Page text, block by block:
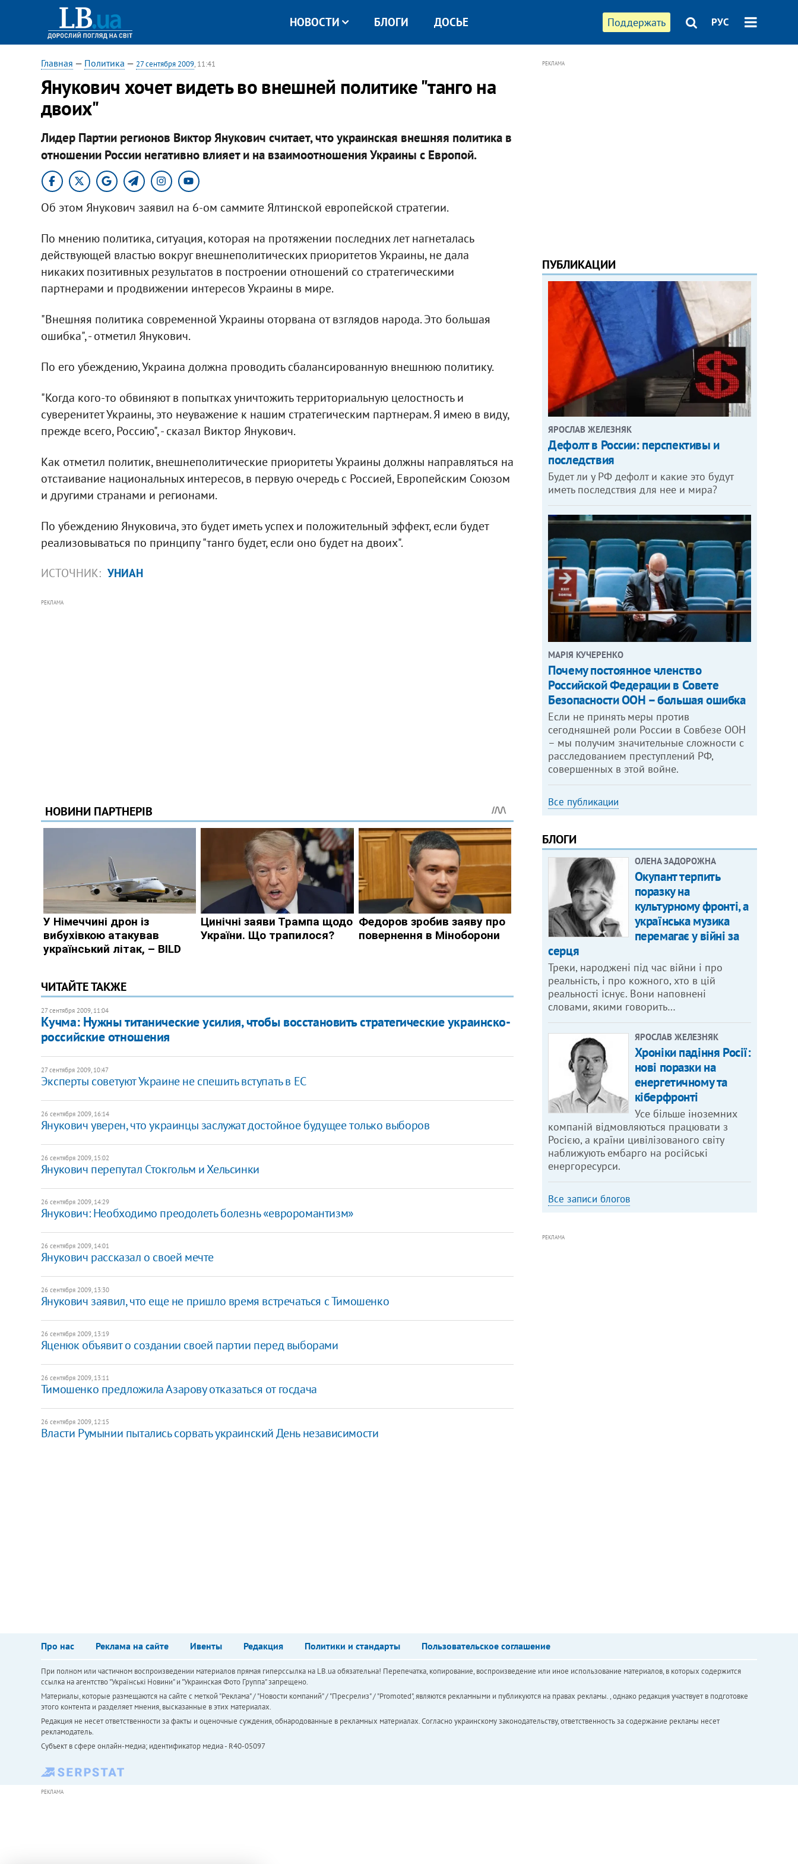
Поддержать РУС
НОВОСТИ БЛОГИ ДОСЬЕ
Главная — Политика — 27 сентября 2009, 11:41
Янукович хочет видеть во внешней политике "танго на
двоих"
Лидер Партии регионов Виктор Янукович считает, что украинская внешняя политика в
отношении России негативно влияет и на взаимоотношения Украины с Европой.
Об этом Янукович заявил на 6-ом саммите Ялтинской европейской стратегии.
По мнению политика, ситуация, которая на протяжении последних лет нагнеталась
действующей властью вокруг внешнеполитических приоритетов Украины, не дала
никаких позитивных результатов в построении отношений со стратегическими
партнерами и продвижении интересов Украины в мире.
"Внешняя политика современной Украины оторвана от взглядов народа. Это большая
ошибка", - отметил Янукович.
По его убеждению, Украина должна проводить сбалансированную внешнюю политику.
"Когда кого-то обвиняют в попытках уничтожить территориальную целостность и
суверенитет Украины, это неуважение к нашим стратегическим партнерам. Я имею в виду,
прежде всего, Россию", - сказал Виктор Янукович.
Как отметил политик, внешнеполитические приоритеты Украины должны направляться на
отстаивание национальных интересов, в первую очередь с Россией, Европейским Союзом
и другими странами и регионами.
По убеждению Януковича, это будет иметь успех и положительный эффект, если будет
реализовываться по принципу "танго будет, если оно будет на двоих".
ИСТОЧНИК: УНИАН
РЕКЛАМА
ЧИТАЙТЕ ТАКЖЕ
27 сентября 2009, 11:04
Кучма: Нужны титанические усилия, чтобы восстановить стратегические украинско-
российские отношения
27 сентября 2009, 10:47
Эксперты советуют Украине не спешить вступать в ЕС
26 сентября 2009, 16:14
Янукович уверен, что украинцы заслужат достойное будущее только выборов
26 сентября 2009, 15:02
Янукович перепутал Стокгольм и Хельсинки
26 сентября 2009, 14:29
Янукович: Необходимо преодолеть болезнь «евроромантизм»
26 сентября 2009, 14:01
Янукович рассказал о своей мечте
26 сентября 2009, 13:30
Янукович заявил, что еще не пришло время встречаться с Тимошенко
26 сентября 2009, 13:19
Яценюк объявит о создании своей партии перед выборами
26 сентября 2009, 13:11
Тимошенко предложила Азарову отказаться от госдача
26 сентября 2009, 12:15
Власти Румынии пытались сорвать украинский День независимости
РЕКЛАМА
ПУБЛИКАЦИИ
ЯРОСЛАВ ЖЕЛЕЗНЯК
Дефолт в России: перспективы и
последствия
Будет ли у РФ дефолт и какие это будут
иметь последствия для нее и мира?
МАРІЯ КУЧЕРЕНКО
​Почему постоянное членство
Российской Федерации в Совете
Безопасности ООН – большая ошибка
Если не принять меры против
сегодняшней роли России в Совбезе ООН
– мы получим значительные сложности с
расследованием преступлений РФ,
совершенных в этой войне.
Все публикации
БЛОГИ
ОЛЕНА ЗАДОРОЖНА
Окупант терпить
поразку на
культурному фронті, а
українська музика
перемагає у війні за
серця
Треки, народжені під час війни і про
реальність, і про кожного, хто в цій
реальності існує. Вони наповнені
словами, якими говорить…
ЯРОСЛАВ ЖЕЛЕЗНЯК
Хроніки падіння Росії:
нові поразки на
енергетичному та
кіберфронті
Усе більше іноземних
компаній відмовляються працювати з
Росією, а країни цивілізованого світу
наближують ембарго на російські
енергоресурси.
Все записи блогов
РЕКЛАМА
Про нас Реклама на сайте Ивенты Редакция Политики и стандарты Пользовательское соглашение
При полном или частичном воспроизведении материалов прямая гиперссылка на LB.ua обязательна! Перепечатка, копирование, воспроизведение или иное использование материалов, в которых содержится
ссылка на агентство "Українськi Новини" и "Украинская Фото Группа" запрещено.
Материалы, которые размещаются на сайте с меткой "Реклама" / "Новости компаний" / "Пресрелиз" / "Promoted", являются рекламными и публикуются на правах рекламы. , однако редакция участвует в подготовке
этого контента и разделяет мнения, высказанные в этих материалах.
Редакция не несет ответственности за факты и оценочные суждения, обнародованные в рекламных материалах. Согласно украинскому законодательству, ответственность за содержание рекламы несет
рекламодатель.
Субъект в сфере онлайн-медиа; идентификатор медиа - R40-05097
РЕКЛАМА